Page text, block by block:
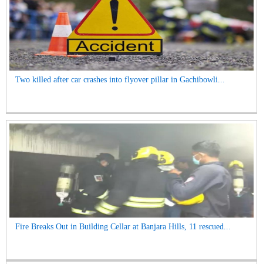
Two killed after car crashes into flyover pillar in Gachibowli...
Fire Breaks Out in Building Cellar at Banjara Hills, 11 rescued...